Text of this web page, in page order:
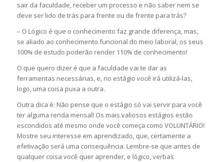
sair da faculdade, receber um processo e não saber nem se
deve ser lido de trás para frente ou de frente para trás?
– O Lógico é que o conhecimento faz grande diferença, mas,
se aliado ao conhecimento funcional do meio laboral, os seus
100% de estudo poderão render 110% de conhecimento!
O que quero dizer é que a faculdade vai te dar as
ferramentas necessárias, e, no estágio você irá utilizá-las,
logo, uma coisa puxa a outra.
Outra dica é: Não pense que o estágio só vai servir para você
ter alguma renda mensal! Os mais valiosos estágios estão
escondidos até mesmo onde você começa como VOLUNTÁRIO!
Mostre seu interesse em aprendizado, que, certamente a
efetivação será uma consequência. Lembre-se que antes de
qualquer coisa você quer aprender, e lógico, verbas